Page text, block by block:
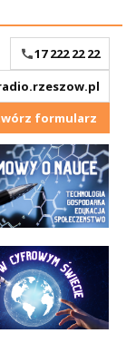
17 222 22 22
formularz